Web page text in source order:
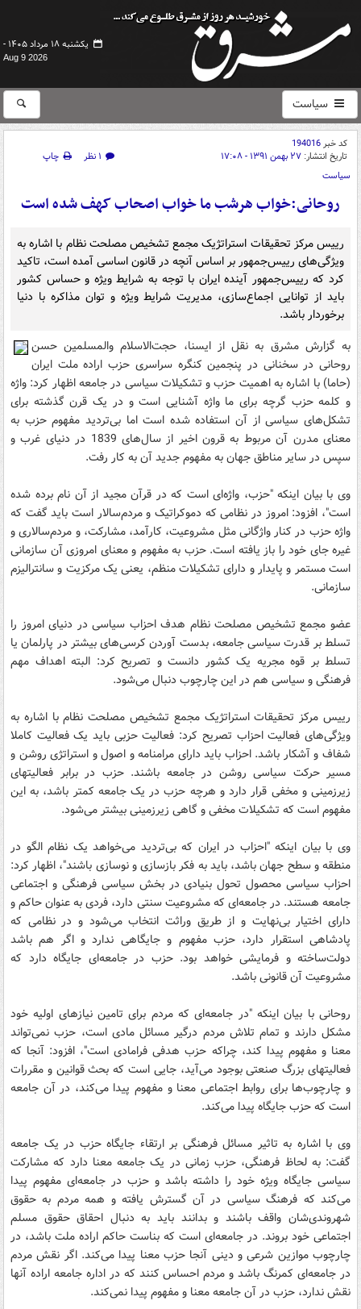
یکشنبه ۱۸ مرداد ۱۴۰۵ -
Aug 9 2026
سیاست
کد خبر194016
تاریخ انتشار: ۲۷ بهمن ۱۳۹۱ - ۱۷:۰۸ ۱ نظر
چاپ
سیاست
روحانی:خواب هرشب ما خواب اصحاب کهف شده است
رییس مرکز تحقیقات استراتژیک مجمع تشخیص مصلحت نظام با اشاره به
ویژگی‌های رییس‌جمهور بر اساس آنچه در قانون اساسی آمده است، تاکید
کرد که رییس‌جمهور آینده ایران با توجه به شرایط ویژه و حساس کشور
باید از توانایی اجماع‌سازی، مدیریت شرایط ویژه و توان مذاکره با دنیا
برخوردار باشد.
به گزارش مشرق به نقل از ایسنا، حجت‌الاسلام والمسلمین حسن
روحانی در سخنانی در پنجمین کنگره سراسری حزب اراده ملت ایران
(حاما) با اشاره به اهمیت حزب و تشکیلات سیاسی در جامعه اظهار کرد: واژه
و کلمه حزب گرچه برای ما واژه آشنایی است و در یک قرن گذشته برای
تشکل‌های سیاسی از آن استفاده شده است اما بی‌تردید مفهوم حزب به
معنای مدرن آن مربوط به قرون اخیر از سال‌های 1839 در دنیای غرب و
سپس در سایر مناطق جهان به مفهوم جدید آن به کار رفت.
وی با بیان اینکه "حزب، واژه‌ای است که در قرآن مجید از آن نام برده شده
است"، افزود: امروز در نظامی که دموکراتیک و مردم‌سالار است باید گفت که
واژه حزب در کنار واژگانی مثل مشروعیت، کارآمد، مشارکت، و مردم‌سالاری و
غیره جای خود را باز یافته است. حزب به مفهوم و معنای امروزی آن سازمانی
است مستمر و پایدار و دارای تشکیلات منظم، یعنی یک مرکزیت و سانترالیزم
سازمانی.
عضو مجمع تشخیص مصلحت نظام هدف احزاب سیاسی در دنیای امروز را
تسلط بر قدرت سیاسی جامعه، بدست آوردن کرسی‌های بیشتر در پارلمان یا
تسلط بر قوه مجریه یک کشور دانست و تصریح کرد: البته اهداف مهم
فرهنگی و سیاسی هم در این چارچوب دنبال می‌شود.
رییس مرکز تحقیقات استراتژیک مجمع تشخیص مصلحت نظام با اشاره به
ویژگی‌های فعالیت احزاب تصریح کرد: فعالیت حزبی باید یک فعالیت کاملا
شفاف و آشکار باشد. احزاب باید دارای مرامنامه و اصول و استراتژی روشن و
مسیر حرکت سیاسی روشن در جامعه باشند. حزب در برابر فعالیتهای
زیرزمینی و مخفی قرار دارد و هرچه حزب در یک جامعه کمتر باشد، به این
مفهوم است که تشکیلات مخفی و گاهی زیرزمینی بیشتر می‌شود.
وی با بیان اینکه "احزاب در ایران که بی‌تردید می‌خواهد یک نظام الگو در
منطقه و سطح جهان باشد، باید به فکر بازسازی و نوسازی باشند"، اظهار کرد:
احزاب سیاسی محصول تحول بنیادی در بخش سیاسی فرهنگی و اجتماعی
جامعه هستند. در جامعه‌ای که مشروعیت سنتی دارد، فردی به عنوان حاکم و
دارای اختیار بی‌نهایت و از طریق وراثت انتخاب می‌شود و در نظامی که
پادشاهی استقرار دارد، حزب مفهوم و جایگاهی ندارد و اگر هم باشد
دولت‌ساخته و فرمایشی خواهد بود. حزب در جامعه‌ای جایگاه دارد که
مشروعیت آن قانونی باشد.
روحانی با بیان اینکه "در جامعه‌ای که مردم برای تامین نیازهای اولیه خود
مشکل دارند و تمام تلاش مردم درگیر مسائل مادی است، حزب نمی‌تواند
معنا و مفهوم پیدا کند، چراکه حزب هدفی فرامادی است"، افزود: آنجا که
فعالیتهای بزرگ صنعتی بوجود می‌آید، جایی است که بحث قوانین و مقررات
و چارچوب‌ها برای روابط اجتماعی معنا و مفهوم پیدا می‌کند، در آن جامعه
است که حزب جایگاه پیدا می‌کند.
وی با اشاره به تاثیر مسائل فرهنگی بر ارتقاء جایگاه حزب در یک جامعه
گفت: به لحاظ فرهنگی، حزب زمانی در یک جامعه معنا دارد که مشارکت
سیاسی جایگاه ویژه خود را داشته باشد و حزب در جامعه‌ای مفهوم پیدا
می‌کند که فرهنگ سیاسی در آن گسترش یافته و همه مردم به حقوق
شهروندی‌شان واقف باشند و بدانند باید به دنبال احقاق حقوق مسلم
اجتماعی خود بروند. در جامعه‌ای است که بناست حاکم اراده ملت باشد، در
چارچوب موازین شرعی و دینی آنجا حزب معنا پیدا می‌کند. اگر نقش مردم
در جامعه‌ای کمرنگ باشد و مردم احساس کنند که در اداره جامعه اراده آنها
نقش ندارد، حزب در آن جامعه معنا و مفهوم پیدا نمی‌کند.